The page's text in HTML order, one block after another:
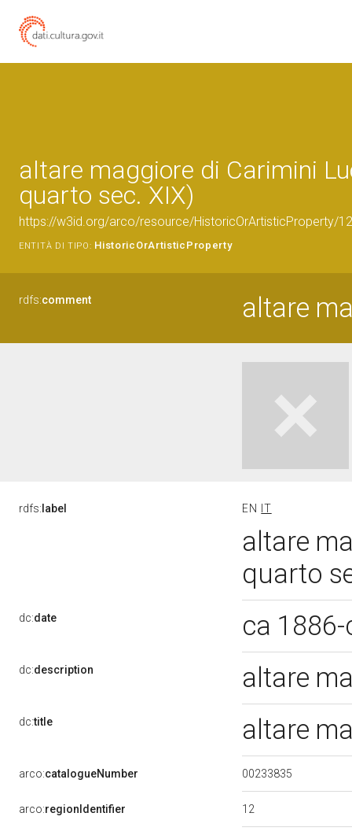
altare maggiore di Carimini
quarto sec. XIX)
https://w3id.org/arco/resource/HistoricOrArtisticProperty/
ENTITÀ DI TIPO: HistoricOrArtisticProperty
rdfs:comment altare
rdfs: label EN IT
altare
quarto
dc:date ca
dc:description altare
dc:title altare
arco:catalogueNumber 00233835
arco:regionIdentifier 12